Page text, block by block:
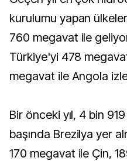
kurulumu yapan
760 megavat ile
Türkiye'yi 478
megavat ile Angola
Bir önceki yıl, 4 bin
başında Brezilya yer
170 megavat ile Çin,